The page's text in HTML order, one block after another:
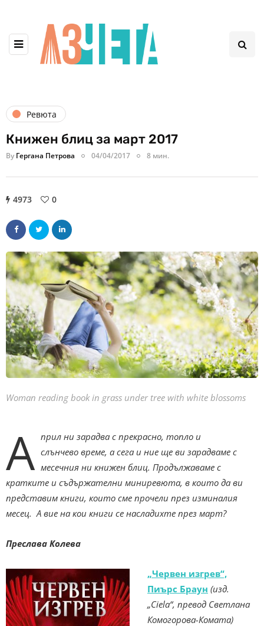
Ревюта
Книжен блиц за март 2017
By Гергана Петрова 04/04/2017 8 мин.
4973 0
Woman reading book in grass under tree with white blossoms
А прил ни зарадва с прекрасно, топло и
слънчево време, а сега и ние ще ви зарадваме с
месечния ни книжен блиц. Продължаваме с
кратките и съдържателни миниревюта, в които да ви
представим книги, които сме прочели през изминалия
месец. А вие на кои книги се насладихте през март?
Преслава Колева
„Червен изгрев“,
Пиърс Браун (изд.
„Ciela“, превод Светлана
Комогорова-Комата)